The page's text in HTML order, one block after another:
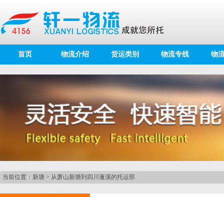
首页 物流介绍 货运类别 物流专线 物
当前位置： 新塘 > 从萧山新塘到四川蓬溪的托运部